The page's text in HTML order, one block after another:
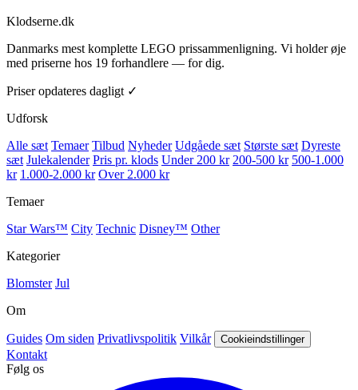
Klodserne.dk
Danmarks mest komplette LEGO prissammenligning. Vi holder øje
med priserne hos 19 forhandlere — for dig.
Priser opdateres dagligt ✓
Udforsk
Alle sæt Temaer Tilbud Nyheder Udgåede sæt Største sæt Dyreste
sæt Julekalender Pris pr. klods Under 200 kr 200-500 kr 500-1.000
kr 1.000-2.000 kr Over 2.000 kr
Temaer
Star Wars™ City Technic Disney™ Other
Kategorier
Blomster Jul
Om
Guides Om siden Privatlivspolitik Vilkår Cookieindstillinger
Kontakt
Følg os